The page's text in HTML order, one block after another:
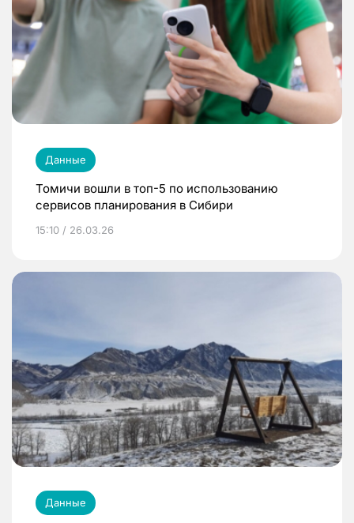
Данные
Томичи вошли в топ-5 по использованию
сервисов планирования в Сибири
15:10 / 26.03.26
Данные